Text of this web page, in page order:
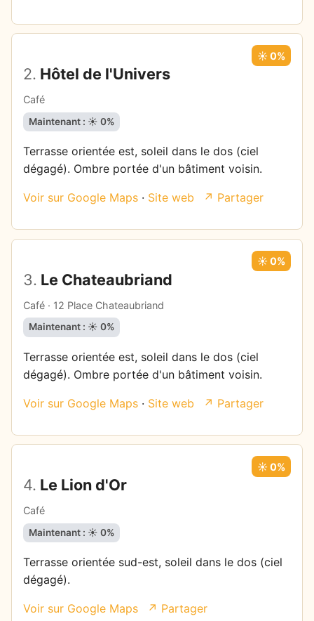
2. Hôtel de l'Univers
Café
☀️ 0%
Maintenant : ☀️ 0%
Terrasse orientée est, soleil dans le dos (ciel
dégagé). Ombre portée d'un bâtiment voisin.
Voir sur Google Maps · Site web ↗ Partager
3. Le Chateaubriand
Café · 12 Place Chateaubriand
☀️ 0%
Maintenant : ☀️ 0%
Terrasse orientée est, soleil dans le dos (ciel
dégagé). Ombre portée d'un bâtiment voisin.
Voir sur Google Maps · Site web ↗ Partager
4. Le Lion d'Or
Café
☀️ 0%
Maintenant : ☀️ 0%
Terrasse orientée sud-est, soleil dans le dos (ciel
dégagé).
Voir sur Google Maps ↗ Partager